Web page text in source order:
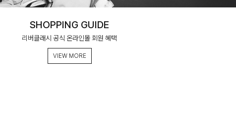
SHOPPING GUIDE
리버클래시 공식 온라인몰 회원 혜택
VIEW MORE